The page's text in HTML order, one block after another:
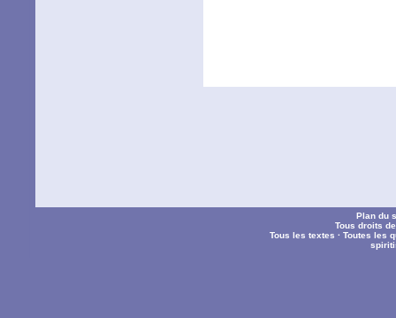
Plan du
Tous droits
Tous les textes ·Toutes les